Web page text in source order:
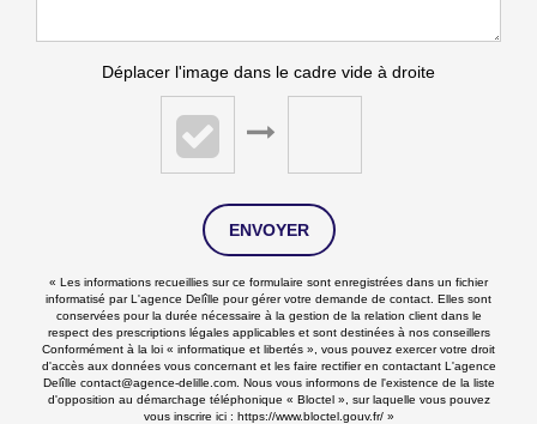
Déplacer l'image dans le cadre vide à droite
ENVOYER
« Les informations recueillies sur ce formulaire sont enregistrées dans un fichier
informatisé par L'agence Delîlle pour gérer votre demande de contact. Elles sont
conservées pour la durée nécessaire à la gestion de la relation client dans le
respect des prescriptions légales applicables et sont destinées à nos conseillers
Conformément à la loi « informatique et libertés », vous pouvez exercer votre droit
d'accès aux données vous concernant et les faire rectifier en contactant L'agence
Delîlle contact@agence-delille.com. Nous vous informons de l'existence de la liste
d'opposition au démarchage téléphonique « Bloctel », sur laquelle vous pouvez
vous inscrire ici : https://www.bloctel.gouv.fr/»